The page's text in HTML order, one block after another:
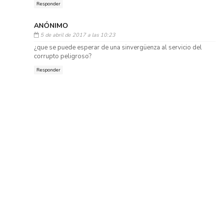
Responder
ANÓNIMO
5 de abril de 2017 a las 10:23
¿que se puede esperar de una sinvergüenza al servicio del
corrupto peligroso?
Responder